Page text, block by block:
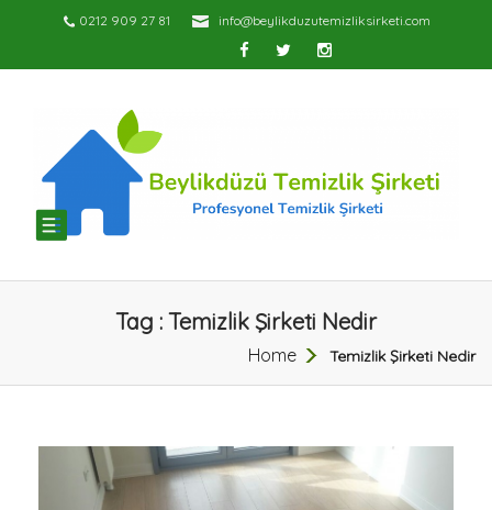
0212 909 27 81 info@beylikduzutemizliksirketi.com
TOGGLE
NAVIGATION
Tag : Temizlik Şirketi Nedir
Home Temizlik Şirketi Nedir